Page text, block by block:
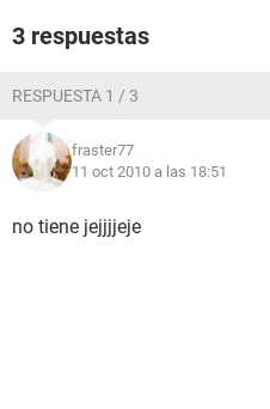
3 respuestas
RESPUESTA 1 / 3
fraster77
11 oct 2010 a las 18:51
no tiene jejjjjeje